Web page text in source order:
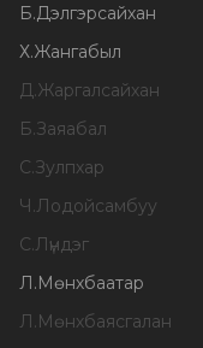
Б.Дэлгэрсайхан
Х.Жангабыл
Д.Жаргалсайхан
Б.Заяабал
С.Зулпхар
Ч.Лодойсамбуу
С.Лүндэг
Л.Мөнхбаатар
Л.Мөнхбаясгалан